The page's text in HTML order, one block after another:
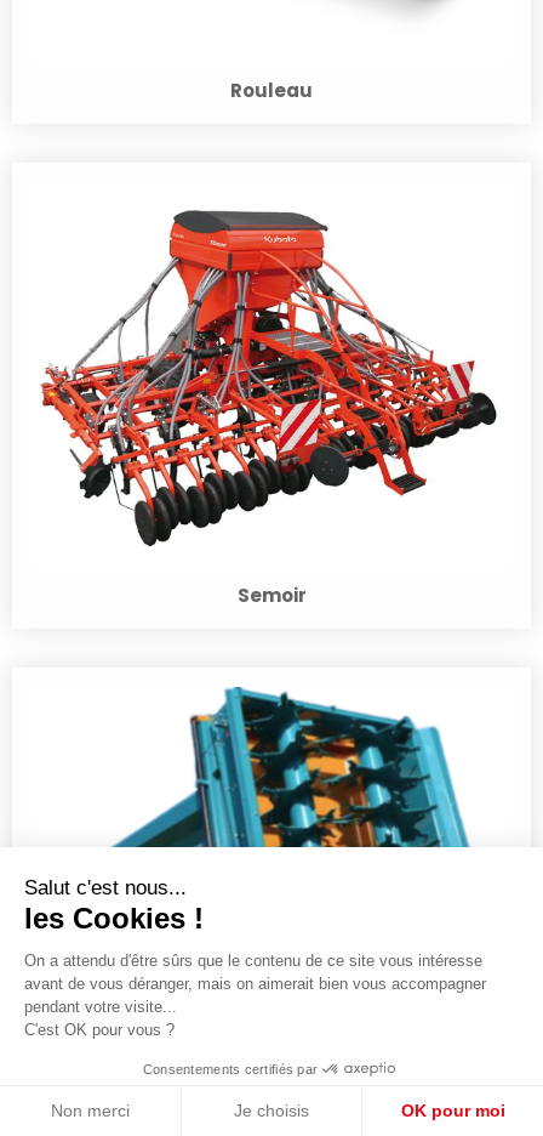
Rouleau
Semoir
Epandeur à fumier
Salut c'est nous...
les Cookies !
On a attendu d'être sûrs que le contenu de ce site vous intéresse
avant de vous déranger, mais on aimerait bien vous accompagner
pendant votre visite...
C'est OK pour vous ?
Consentements certifiés par
Non merci Je choisis OK pour moi